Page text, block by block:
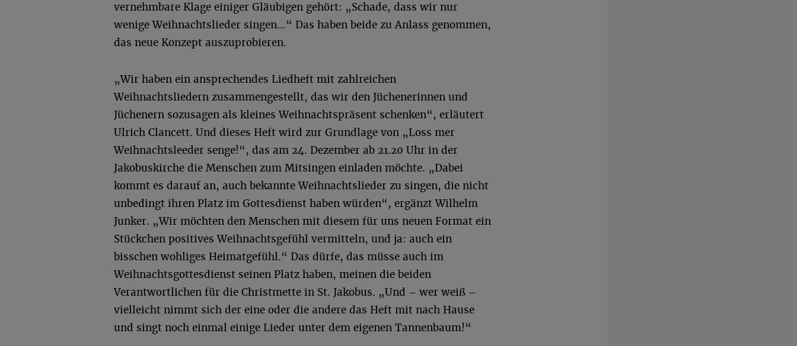
vernehmbare Klage einiger Gläubigen gehört: „Schade, dass wir nur
wenige Weihnachtslieder singen...“ Das haben beide zu Anlass genommen,
das neue Konzept auszuprobieren.
„Wir haben ein ansprechendes Liedheft mit zahlreichen
Weihnachtsliedern zusammengestellt, das wir den Jüchenerinnen und
Jüchenern sozusagen als kleines Weihnachtspräsent schenken“, erläutert
Ulrich Clancett. Und dieses Heft wird zur Grundlage von „Loss mer
Weihnachtsleeder senge!“, das am 24. Dezember ab 21.20 Uhr in der
Jakobuskirche die Menschen zum Mitsingen einladen möchte. „Dabei
kommt es darauf an, auch bekannte Weihnachtslieder zu singen, die nicht
unbedingt ihren Platz im Gottesdienst haben würden“, ergänzt Wilhelm
Junker. „Wir möchten den Menschen mit diesem für uns neuen Format ein
Stückchen positives Weihnachtsgefühl vermitteln, und ja: auch ein
bisschen wohliges Heimatgefühl.“ Das dürfe, das müsse auch im
Weihnachtsgottesdienst seinen Platz haben, meinen die beiden
Verantwortlichen für die Christmette in St. Jakobus. „Und – wer weiß –
vielleicht nimmt sich der eine oder die andere das Heft mit nach Hause
und singt noch einmal einige Lieder unter dem eigenen Tannenbaum!“